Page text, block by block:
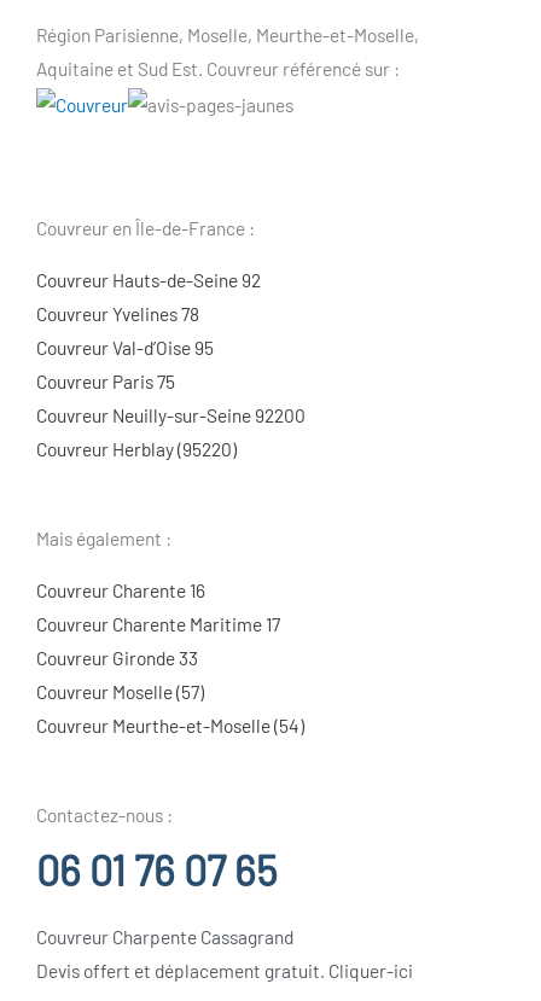
Région Parisienne, Moselle, Meurthe-et-Moselle,
Aquitaine et Sud Est. Couvreur référencé sur :
Couvreur en Île-de-France :
Couvreur Hauts-de-Seine 92
Couvreur Yvelines 78
Couvreur Val-d’Oise 95
Couvreur Paris 75
Couvreur Neuilly-sur-Seine 92200
Couvreur Herblay (95220)
Mais également :
Couvreur Charente 16
Couvreur Charente Maritime 17
Couvreur Gironde 33
Couvreur Moselle (57)
Couvreur Meurthe-et-Moselle (54)
Contactez-nous :
06 01 76 07 65
Couvreur Charpente Cassagrand
Devis offert et déplacement gratuit. Cliquer-ici